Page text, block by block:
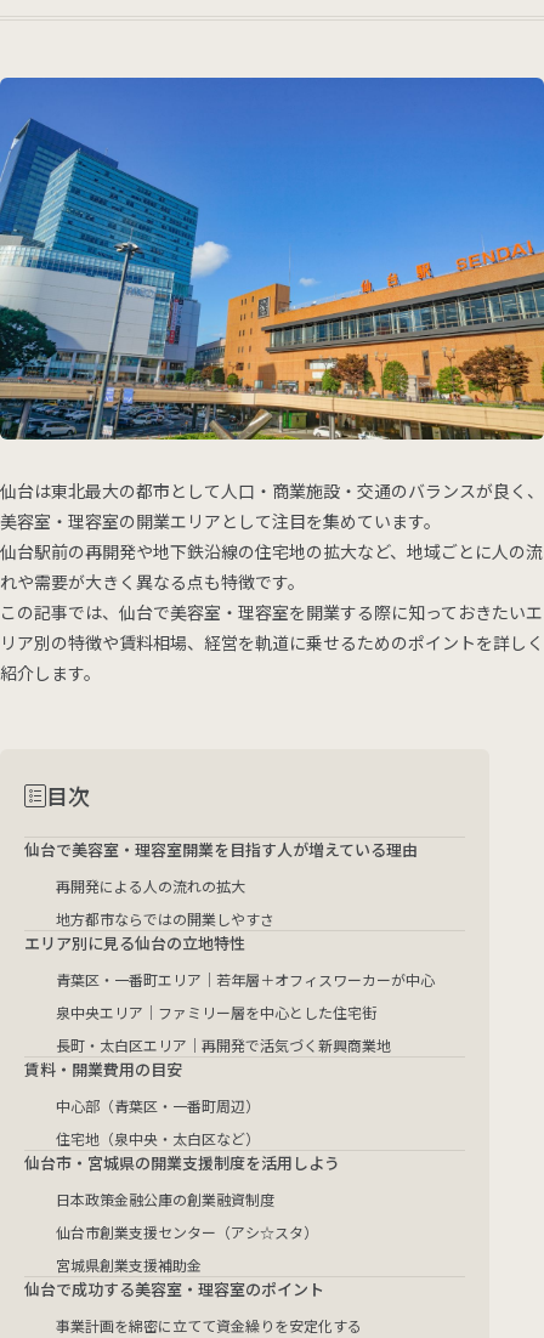
仙台は東北最大の都市として人口・商業施設・交通のバランスが良く、
美容室・理容室の開業エリアとして注目を集めています。
仙台駅前の再開発や地下鉄沿線の住宅地の拡大など、地域ごとに人の流
れや需要が大きく異なる点も特徴です。
この記事では、仙台で美容室・理容室を開業する際に知っておきたいエ
リア別の特徴や賃料相場、経営を軌道に乗せるためのポイントを詳しく
紹介します。
目次
仙台で美容室・理容室開業を目指す人が増えている理由
再開発による人の流れの拡大
地方都市ならではの開業しやすさ
エリア別に見る仙台の立地特性
青葉区・一番町エリア｜若年層＋オフィスワーカーが中心
泉中央エリア｜ファミリー層を中心とした住宅街
長町・太白区エリア｜再開発で活気づく新興商業地
賃料・開業費用の目安
中心部（青葉区・一番町周辺）
住宅地（泉中央・太白区など）
仙台市・宮城県の開業支援制度を活用しよう
日本政策金融公庫の創業融資制度
仙台市創業支援センター（アシ☆スタ）
宮城県創業支援補助金
仙台で成功する美容室・理容室のポイント
事業計画を綿密に立てて資金繰りを安定化する